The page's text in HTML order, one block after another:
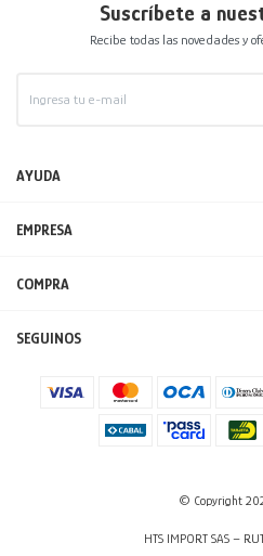
Suscríbete a
Recibe todas las novedades y
AYUDA
EMPRESA
COMPRA
SEGUINOS
© Copyright
HTS IMPORT SAS –